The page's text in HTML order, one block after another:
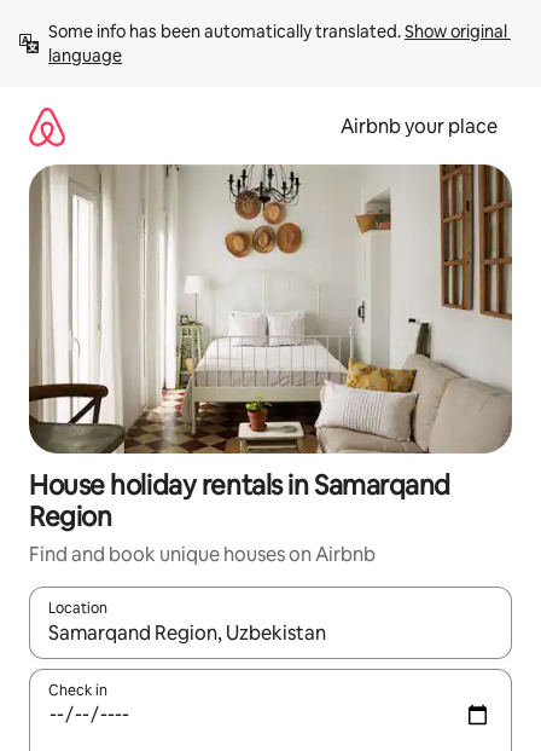
content
Some info has been automatically translated. Show original
language
Airbnb your place
House holiday rentals in Samarqand
Region
Find and book unique houses on Airbnb
Location
When results are available, navigate with the up and down
Check in